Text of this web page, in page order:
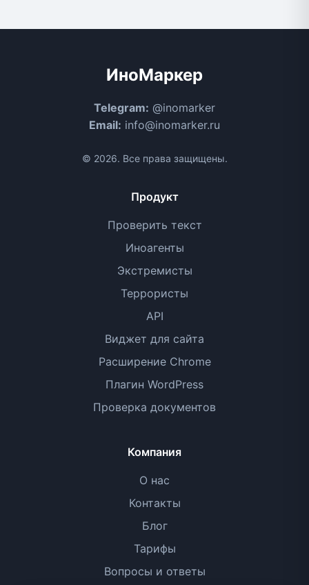
ИноМаркер
Telegram: @inomarker
Email: info@inomarker.ru
© 2026. Все права защищены.
Продукт
Проверить текст
Иноагенты
Экстремисты
Террористы
API
Виджет для сайта
Расширение Chrome
Плагин WordPress
Проверка документов
Компания
О нас
Контакты
Блог
Тарифы
Вопросы и ответы